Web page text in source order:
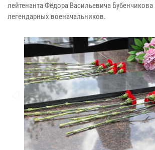
лейтенанта Фёдора Васильевича Бубенчикова
легендарных военачальников.